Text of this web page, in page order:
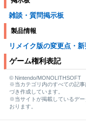
雑談・質問掲示板
製品情報
リメイク版の変更点・
ゲーム権利表記
© Nintendo/MONOLITHSOFT
※当カテゴリ内のすべての記
づき作成しています。
※当サイトが掲載しているデ
おります。